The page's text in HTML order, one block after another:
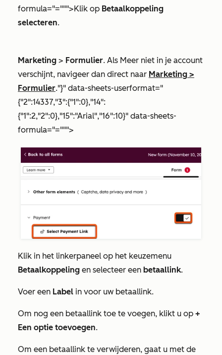
formula="=""">Klik op Betaalkoppeling
selecteren.
Marketing > Formulier. Als Meer niet in je account
verschijnt, navigeer dan direct naar Marketing >
Formulier."}" data-sheets-userformat="
{"2":14337,"3":{"1":0},"14":
{"1":2,"2":0},"15":"Arial","16":10}" data-sheets-
formula="=""">
Klik in het linkerpaneel op het keuzemenu
Betaalkoppeling en selecteer een betaallink.
Voer een Label in voor uw betaallink.
Om nog een betaallink toe te voegen, klikt u op +
Een optie toevoegen.
Om een betaallink te verwijderen, gaat u met de